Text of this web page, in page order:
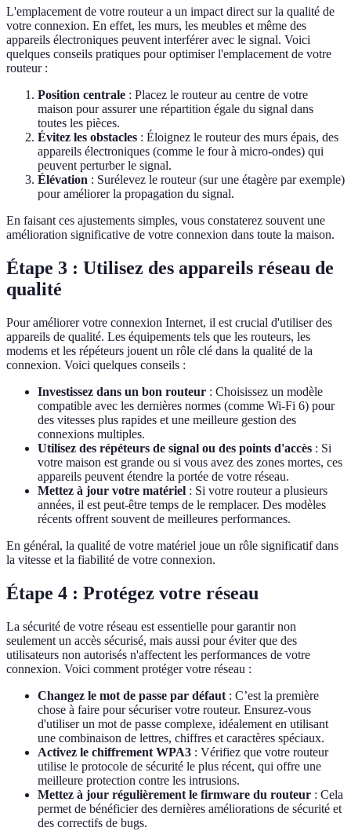
L'emplacement de votre routeur a un impact direct sur la qualité de
votre connexion. En effet, les murs, les meubles et même des
appareils électroniques peuvent interférer avec le signal. Voici
quelques conseils pratiques pour optimiser l'emplacement de votre
routeur :
Position centrale : Placez le routeur au centre de votre
maison pour assurer une répartition égale du signal dans
toutes les pièces.
Évitez les obstacles : Éloignez le routeur des murs épais, des
appareils électroniques (comme le four à micro-ondes) qui
peuvent perturber le signal.
Élévation : Surélevez le routeur (sur une étagère par exemple)
pour améliorer la propagation du signal.
En faisant ces ajustements simples, vous constaterez souvent une
amélioration significative de votre connexion dans toute la maison.
Étape 3 : Utilisez des appareils réseau de
qualité
Pour améliorer votre connexion Internet, il est crucial d'utiliser des
appareils de qualité. Les équipements tels que les routeurs, les
modems et les répéteurs jouent un rôle clé dans la qualité de la
connexion. Voici quelques conseils :
Investissez dans un bon routeur : Choisissez un modèle
compatible avec les dernières normes (comme Wi-Fi 6) pour
des vitesses plus rapides et une meilleure gestion des
connexions multiples.
Utilisez des répéteurs de signal ou des points d'accès : Si
votre maison est grande ou si vous avez des zones mortes, ces
appareils peuvent étendre la portée de votre réseau.
Mettez à jour votre matériel : Si votre routeur a plusieurs
années, il est peut-être temps de le remplacer. Des modèles
récents offrent souvent de meilleures performances.
En général, la qualité de votre matériel joue un rôle significatif dans
la vitesse et la fiabilité de votre connexion.
Étape 4 : Protégez votre réseau
La sécurité de votre réseau est essentielle pour garantir non
seulement un accès sécurisé, mais aussi pour éviter que des
utilisateurs non autorisés n'affectent les performances de votre
connexion. Voici comment protéger votre réseau :
Changez le mot de passe par défaut : C’est la première
chose à faire pour sécuriser votre routeur. Ensurez-vous
d'utiliser un mot de passe complexe, idéalement en utilisant
une combinaison de lettres, chiffres et caractères spéciaux.
Activez le chiffrement WPA3 : Vérifiez que votre routeur
utilise le protocole de sécurité le plus récent, qui offre une
meilleure protection contre les intrusions.
Mettez à jour régulièrement le firmware du routeur : Cela
permet de bénéficier des dernières améliorations de sécurité et
des correctifs de bugs.